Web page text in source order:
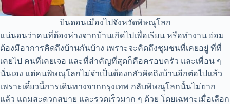
บินดอนเมืองไปจังหวัดพิษณุโลก
แน่นอนว่าคนที่ต้องห่างจากบ้านเกิดไปเพื่อเรียน หรือทำงาน ย่อม
ต้องมีอาการคิดถึงบ้านกันบ้าง เพราะจะคิดถึงชุมชนที่เคยอยู่ ที่ที่
เคยไป คนที่เคยเจอ และที่สำคัญที่สุดก็คือครอบครัว และเพื่อน ๆ
นั่นเอง แต่คนพิษณุโลกไม่จำเป็นต้องกลัวคิดถึงบ้านอีกต่อไปแล้ว
เพราะเดี๋ยวนี้การเดินทางจากกรุงเทพ กลับพิษณุโลกนั้นไม่ยาก
แล้ว แถมสะดวกสบาย และรวดเร็วมาก ๆ ด้วย โดยเฉพาะเมื่อเลือก